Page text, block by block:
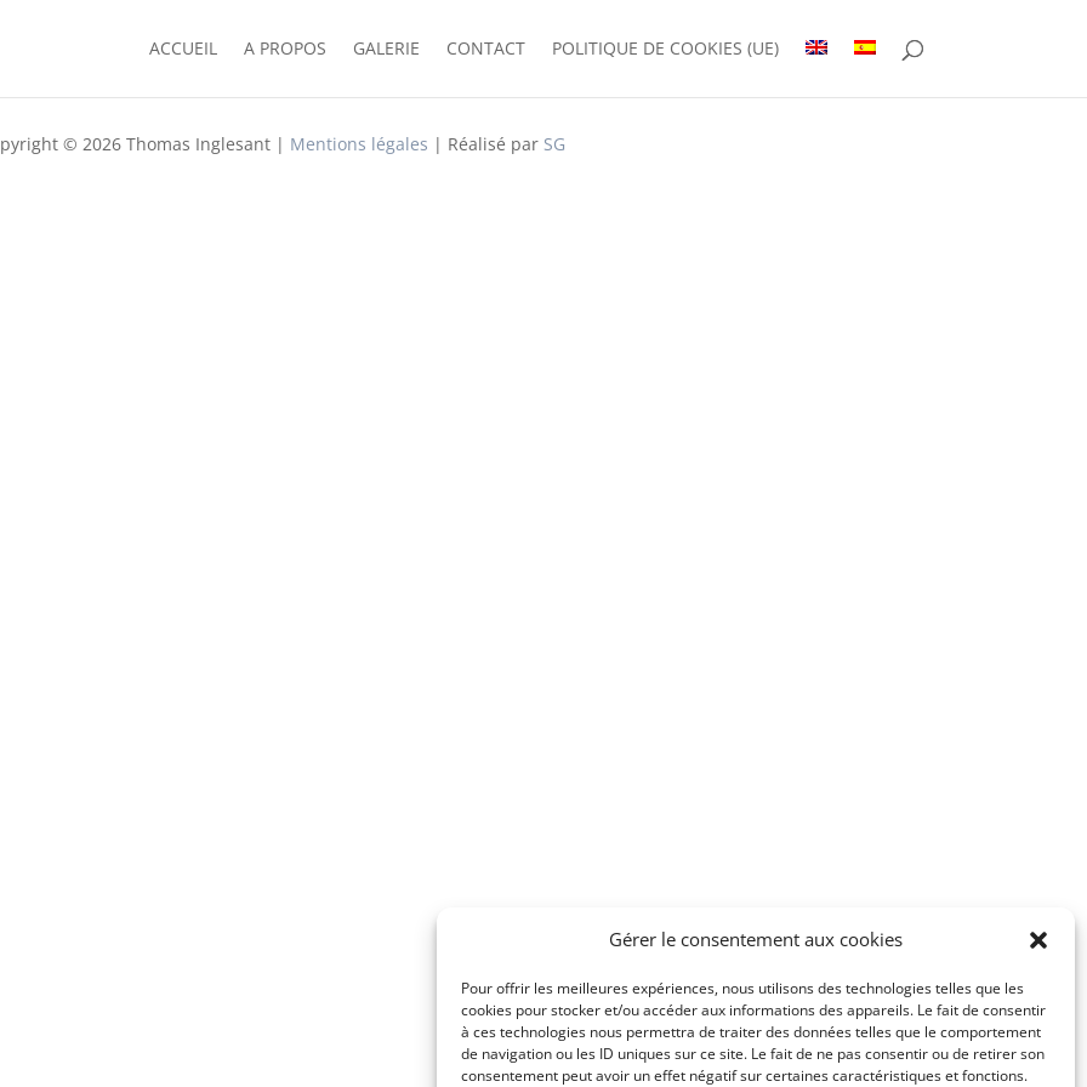
Gérer le consentement aux cookies
Pour offrir les meilleures expériences, nous utilisons des technologies telles que les
cookies pour stocker et/ou accéder aux informations des appareils. Le fait de consentir
à ces technologies nous permettra de traiter des données telles que le comportement
de navigation ou les ID uniques sur ce site. Le fait de ne pas consentir ou de retirer son
consentement peut avoir un effet négatif sur certaines caractéristiques et fonctions.
ACCUEIL A PROPOS GALERIE CONTACT POLITIQUE DE COOKIES (UE)
© 2026 Thomas Inglesant | Mentions légales | Réalisé par SG